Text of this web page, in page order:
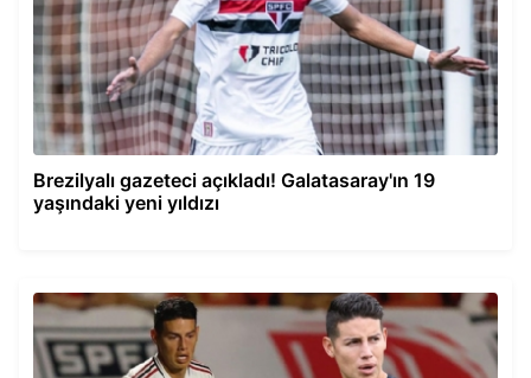
Brezilyalı gazeteci açıkladı! Galatasaray'ın 19
yaşındaki yeni yıldızı